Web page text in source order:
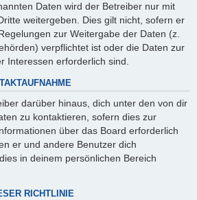
Daten wird der Betreiber nur mit
weitergeben. Dies gilt nicht, sofern er
zur Weitergabe der Daten (z.
verpflichtet ist oder die Daten zur
Interessen erforderlich sind.
darüber hinaus, dich unter den von dir
zu kontaktieren, sofern dies zur
über das Board erforderlich
er und andere Benutzer dich
in deinem persönlichen Bereich
RICHTLINIE